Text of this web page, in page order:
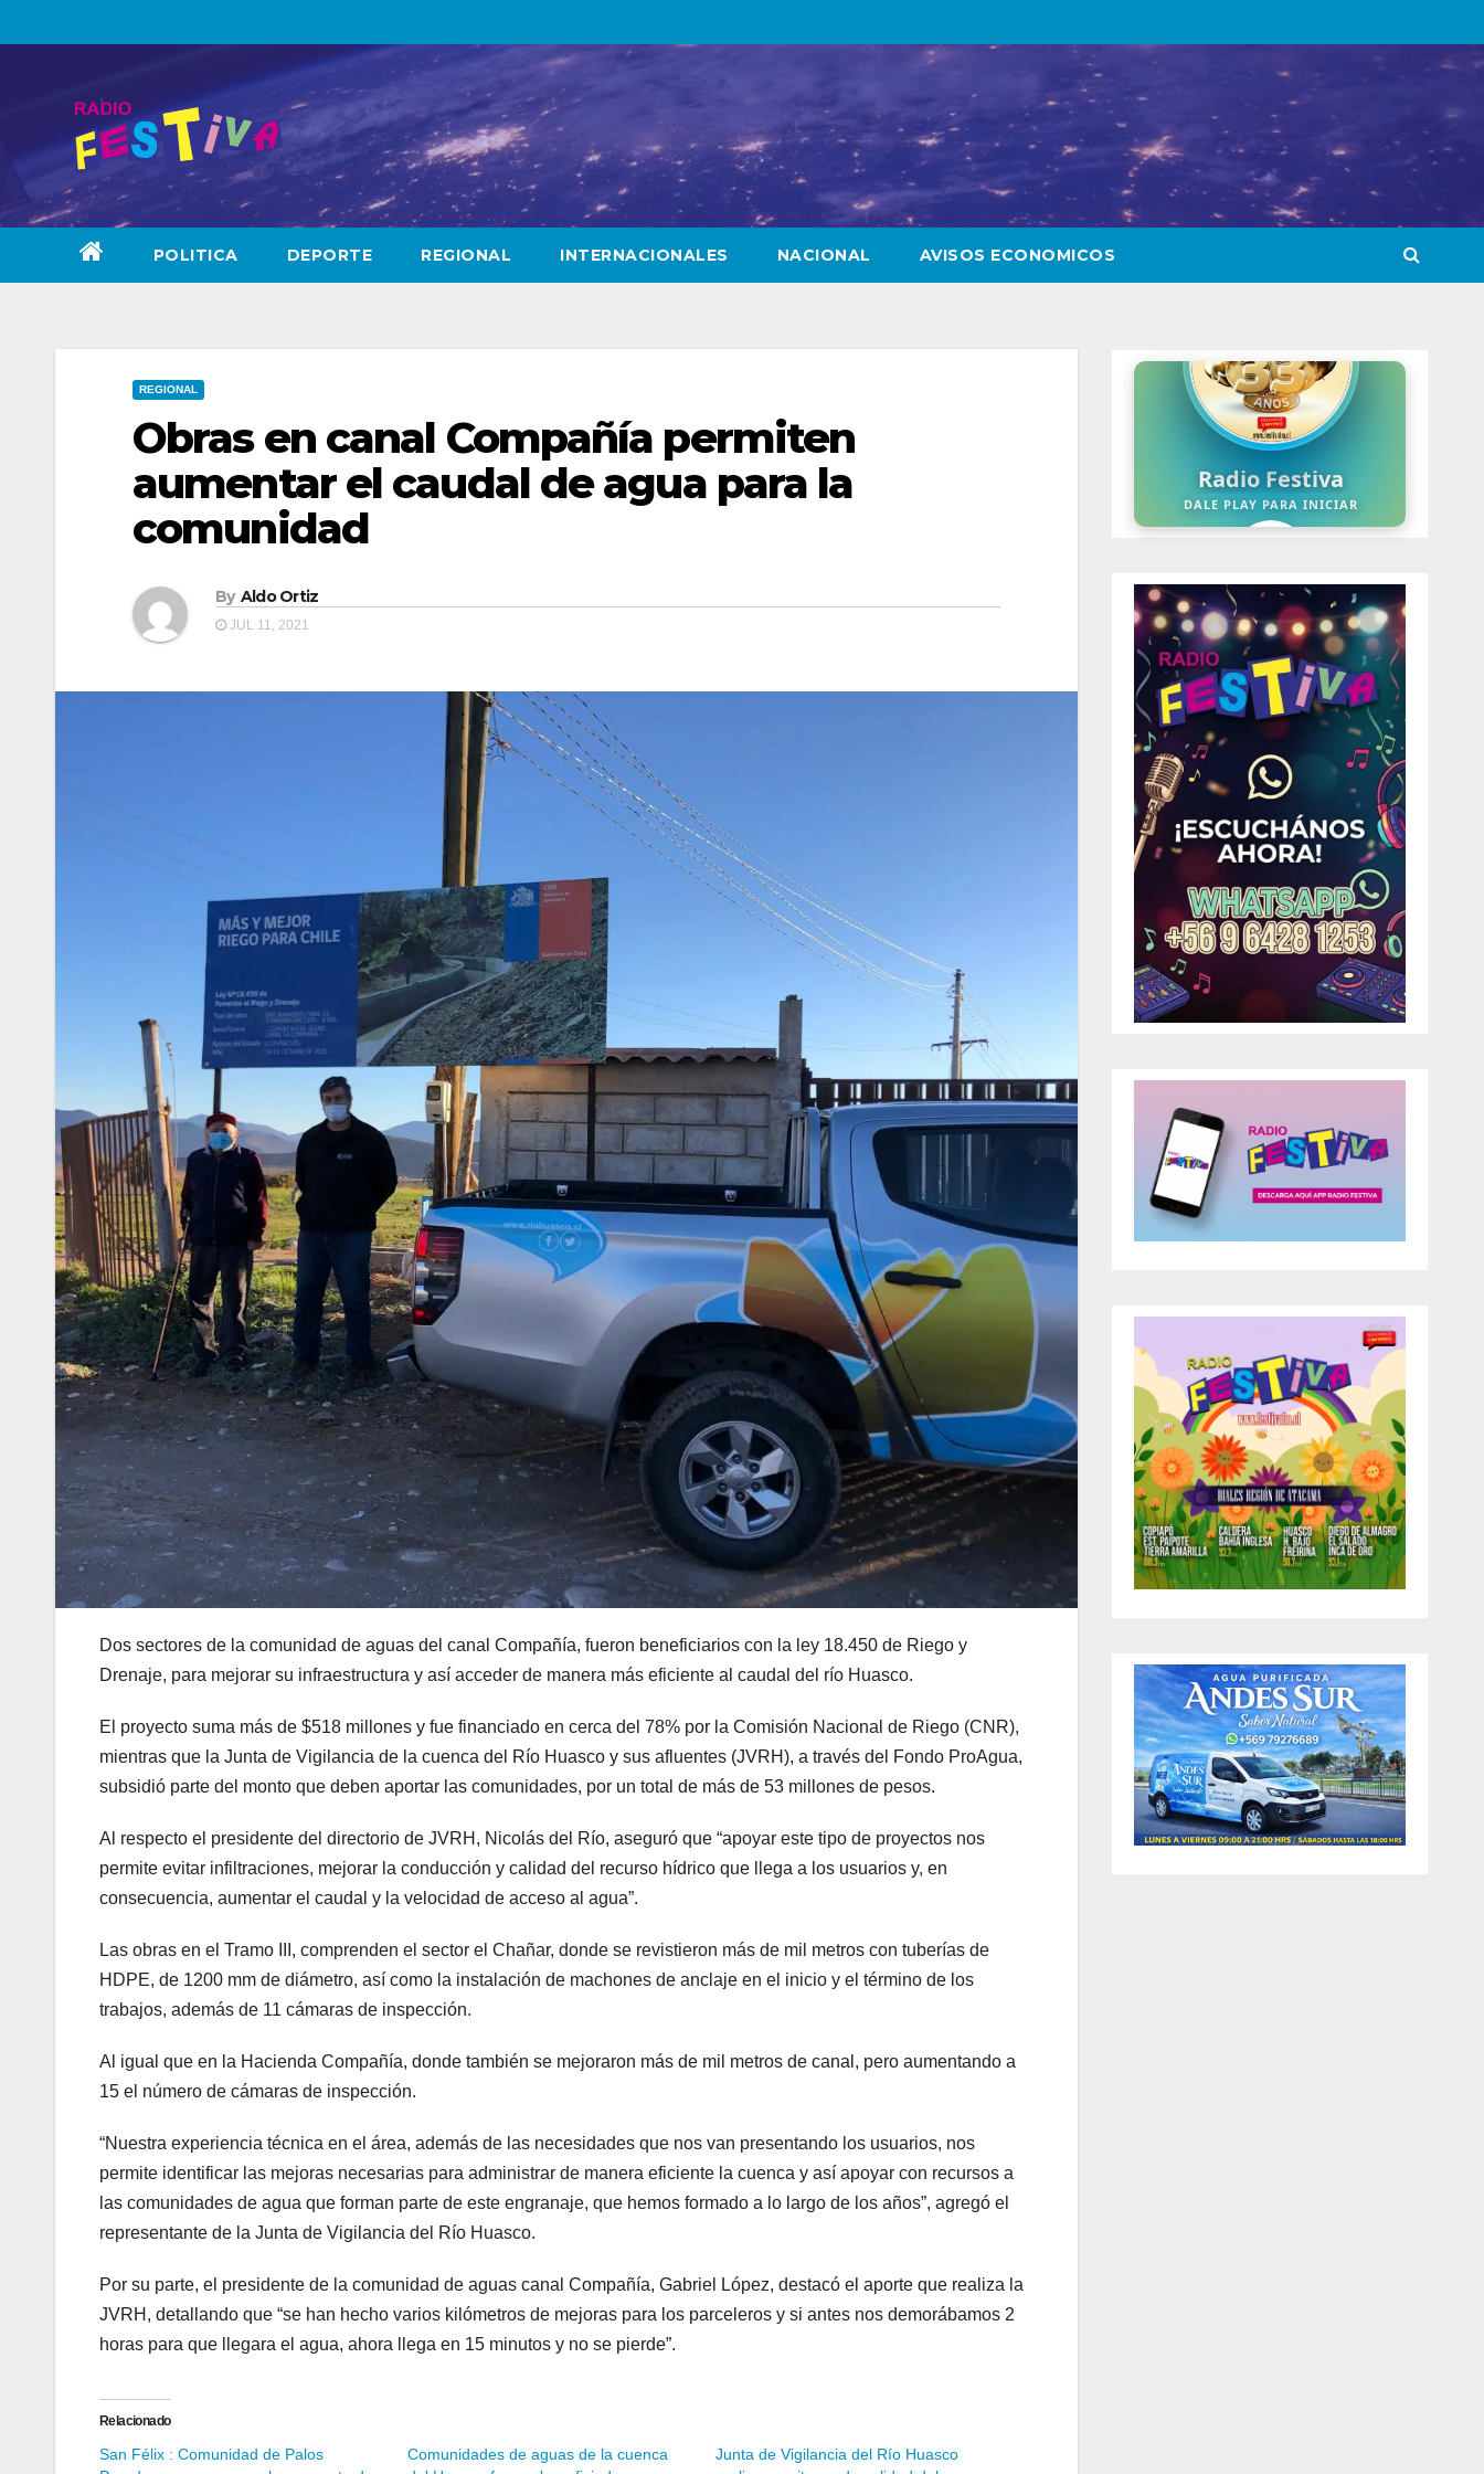
to
POLITICA DEPORTE REGIONAL INTERNACIONALES NACIONAL AVISOS ECONOMICOS
REGIONAL
Obras en canal Compañía permiten
aumentar el caudal de agua para la
comunidad
By Aldo Ortiz
JUL 11, 2021
Dos sectores de la comunidad de aguas del canal Compañía, fueron beneficiarios con la ley 18.450 de Riego y
Drenaje, para mejorar su infraestructura y así acceder de manera más eficiente al caudal del río Huasco.
El proyecto suma más de $518 millones y fue financiado en cerca del 78% por la Comisión Nacional de Riego (CNR),
mientras que la Junta de Vigilancia de la cuenca del Río Huasco y sus afluentes (JVRH), a través del Fondo ProAgua,
subsidió parte del monto que deben aportar las comunidades, por un total de más de 53 millones de pesos.
Al respecto el presidente del directorio de JVRH, Nicolás del Río, aseguró que “apoyar este tipo de proyectos nos
permite evitar infiltraciones, mejorar la conducción y calidad del recurso hídrico que llega a los usuarios y, en
consecuencia, aumentar el caudal y la velocidad de acceso al agua”.
Las obras en el Tramo III, comprenden el sector el Chañar, donde se revistieron más de mil metros con tuberías de
HDPE, de 1200 mm de diámetro, así como la instalación de machones de anclaje en el inicio y el término de los
trabajos, además de 11 cámaras de inspección.
Al igual que en la Hacienda Compañía, donde también se mejoraron más de mil metros de canal, pero aumentando a
15 el número de cámaras de inspección.
“Nuestra experiencia técnica en el área, además de las necesidades que nos van presentando los usuarios, nos
permite identificar las mejoras necesarias para administrar de manera eficiente la cuenca y así apoyar con recursos a
las comunidades de agua que forman parte de este engranaje, que hemos formado a lo largo de los años”, agregó el
representante de la Junta de Vigilancia del Río Huasco.
Por su parte, el presidente de la comunidad de aguas canal Compañía, Gabriel López, destacó el aporte que realiza la
JVRH, detallando que “se han hecho varios kilómetros de mejoras para los parceleros y si antes nos demorábamos 2
horas para que llegara el agua, ahora llega en 15 minutos y no se pierde”.
Relacionado
San Félix : Comunidad de Palos
Comunidades de aguas de la cuenca
Junta de Vigilancia del Río Huasco